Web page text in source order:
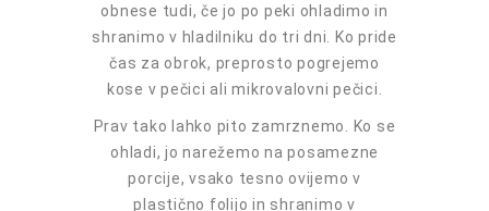
obnese tudi, če jo po peki ohladimo in
shranimo v hladilniku do tri dni. Ko pride
čas za obrok, preprosto pogrejemo
kose v pečici ali mikrovalovni pečici.
Prav tako lahko pito zamrznemo. Ko se
ohladi, jo narežemo na posamezne
porcije, vsako tesno ovijemo v
plastično folijo in shranimo v